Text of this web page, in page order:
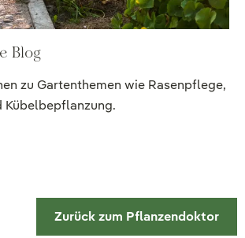
Blog
zu Gartenthemen wie Rasenpflege,
Kübelbepflanzung.
Zurück zum Pflanzendoktor